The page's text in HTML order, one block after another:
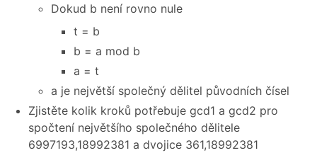
Dokud b není rovno nule
t = b
b = a mod b
a = t
a je největší společný dělitel původních čísel
Zjistěte kolik kroků potřebuje gcd1 a gcd2 pro
spočtení největšího společného dělitele
6997193,18992381 a dvojice 361,18992381